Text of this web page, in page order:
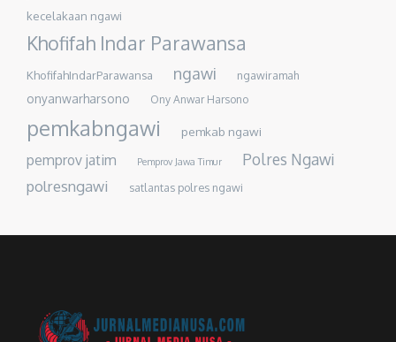
kecelakaan ngawi
Khofifah Indar Parawansa
KhofifahIndarParawansa ngawi ngawiramah
onyanwarharsono Ony Anwar Harsono
pemkabngawi pemkab ngawi
pemprov jatim Pemprov Jawa Timur Polres Ngawi
polresngawi satlantas polres ngawi